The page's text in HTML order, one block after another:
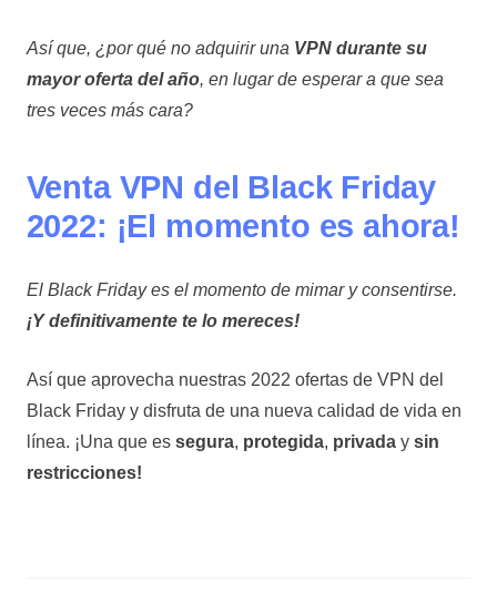
Así que, ¿por qué no adquirir una VPN durante su
mayor oferta del año, en lugar de esperar a que sea
tres veces más cara?
Venta VPN del Black Friday
2022: ¡El momento es ahora!
El Black Friday es el momento de mimar y consentirse.
¡Y definitivamente te lo mereces!
Así que aprovecha nuestras 2022 ofertas de VPN del
Black Friday y disfruta de una nueva calidad de vida en
línea. ¡Una que es segura, protegida, privaday sin
restricciones!